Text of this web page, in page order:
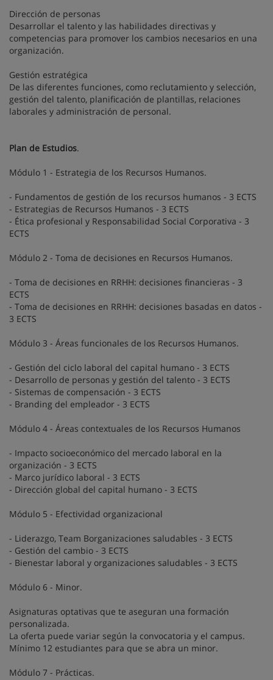
Dirección de personas
Desarrollar el talento y las habilidades directivas y
competencias para promover los cambios necesarios en una
organización.
Gestión estratégica
De las diferentes funciones, como reclutamiento y selección,
gestión del talento, planificación de plantillas, relaciones
laborales y administración de personal.
Plan de Estudios.
Módulo 1 - Estrategia de los Recursos Humanos.
- Fundamentos de gestión de los recursos humanos - 3 ECTS
- Estrategias de Recursos Humanos - 3 ECTS
- Ética profesional y Responsabilidad Social Corporativa - 3
ECTS
Módulo 2 - Toma de decisiones en Recursos Humanos.
- Toma de decisiones en RRHH: decisiones financieras - 3
ECTS
- Toma de decisiones en RRHH: decisiones basadas en datos -
3 ECTS
Módulo 3 - Áreas funcionales de los Recursos Humanos.
- Gestión del ciclo laboral del capital humano - 3 ECTS
- Desarrollo de personas y gestión del talento - 3 ECTS
- Sistemas de compensación - 3 ECTS
- Branding del empleador - 3 ECTS
Módulo 4 - Áreas contextuales de los Recursos Humanos
- Impacto socioeconómico del mercado laboral en la
organización - 3 ECTS
- Marco jurídico laboral - 3 ECTS
- Dirección global del capital humano - 3 ECTS
Módulo 5 - Efectividad organizacional
- Liderazgo, Team Borganizaciones saludables - 3 ECTS
- Gestión del cambio - 3 ECTS
- Bienestar laboral y organizaciones saludables - 3 ECTS
Módulo 6 - Minor.
Asignaturas optativas que te aseguran una formación
personalizada.
La oferta puede variar según la convocatoria y el campus.
Mínimo 12 estudiantes para que se abra un minor.
Módulo 7 - Prácticas.